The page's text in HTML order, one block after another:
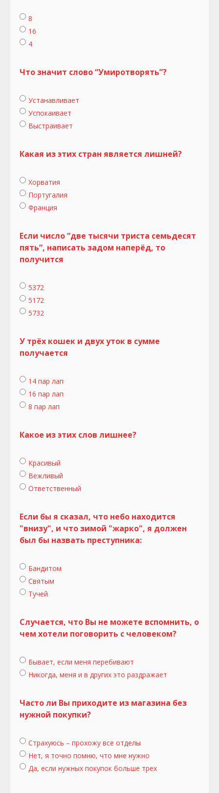
8
16
4
Что значит слово “Умиротворять”?
Устанавливает
Успокаивает
Выстраивает
Какая из этих стран является лишней?
Хорватия
Португалия
Франция
Если число “две тысячи триста семьдесят
пять”, написать задом наперёд, то
получится
5372
5172
5732
У трёх кошек и двух уток в сумме
получается
14 пар лап
16 пар лап
8 пар лап
Какое из этих слов лишнее?
Красивый
Вежливый
Ответственный
Если бы я сказал, что небо находится
"внизу", и что зимой "жарко", я должен
был бы назвать преступника:
Бандитом
Святым
Тучей
Случается, что Вы не можете вспомнить, о
чем хотели поговорить с человеком?
Бывает, если меня перебивают
Никогда, меня и в других это раздражает
Часто ли Вы приходите из магазина без
нужной покупки?
Страхуюсь – прохожу все отделы
Нет, я точно помню, что мне нужно
Да, если нужных покупок больше трех